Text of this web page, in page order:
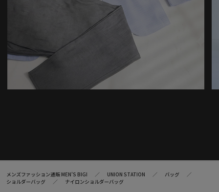
メンズファッション通販 MEN'S BIGI UNION STATION
バッグ
ショルダーバッグ
ナイロンショルダーバッグ